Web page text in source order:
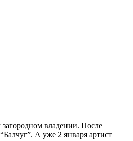
владении. После
А уже 2 января артист